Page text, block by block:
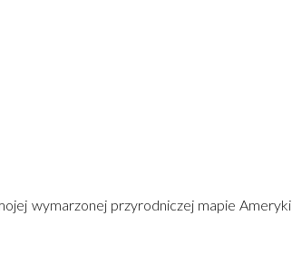
wymarzonej przyrodniczej mapie Ameryki